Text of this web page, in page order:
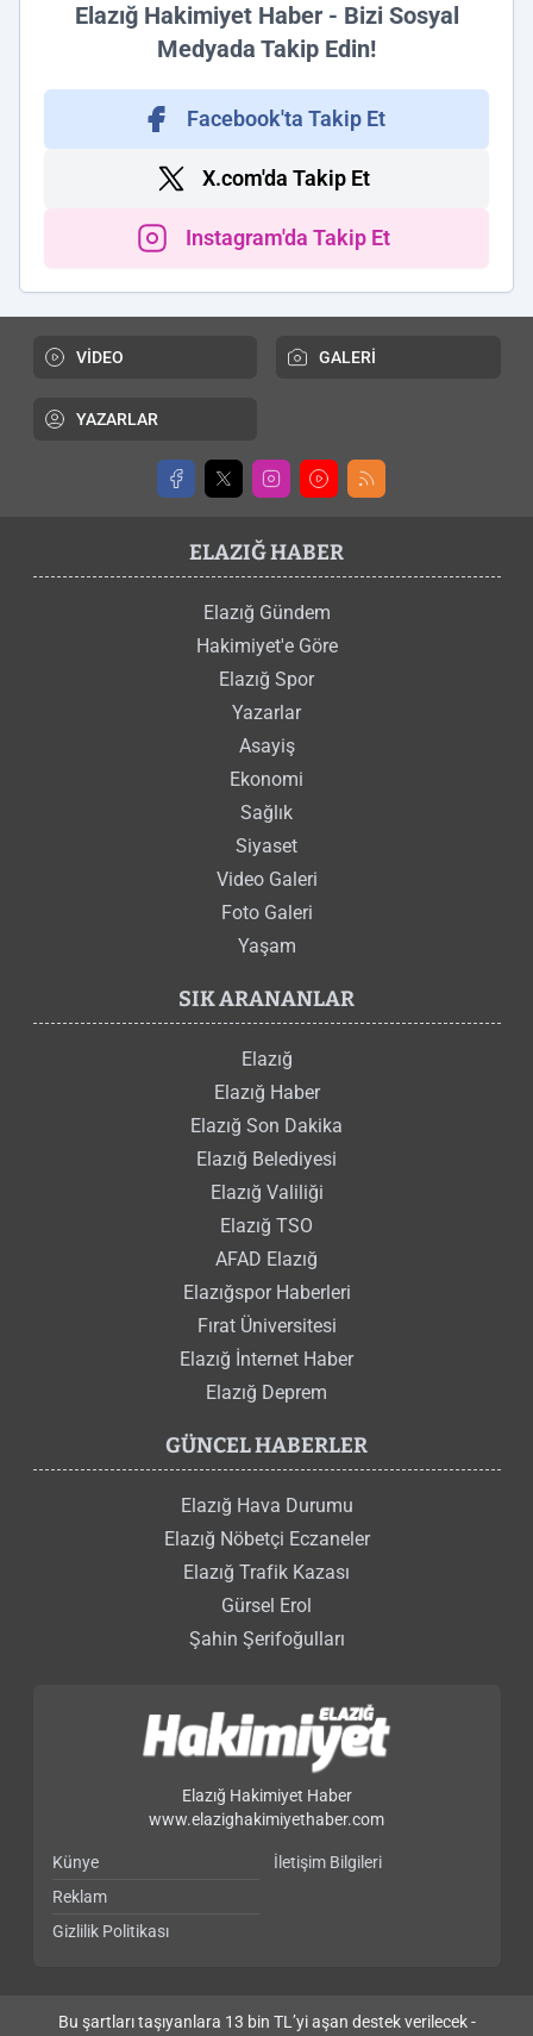
Elazığ Hakimiyet Haber - Bizi Sosyal
Medyada Takip Edin!
Facebook'ta Takip Et
X.com'da Takip Et
Instagram'da Takip Et
VİDEO GALERİ
YAZARLAR
ELAZIĞ HABER
Elazığ Gündem
Hakimiyet'e Göre
Elazığ Spor
Yazarlar
Asayiş
Ekonomi
Sağlık
Siyaset
Video Galeri
Foto Galeri
Yaşam
SIK ARANANLAR
Elazığ
Elazığ Haber
Elazığ Son Dakika
Elazığ Belediyesi
Elazığ Valiliği
Elazığ TSO
AFAD Elazığ
Elazığspor Haberleri
Fırat Üniversitesi
Elazığ İnternet Haber
Elazığ Deprem
GÜNCEL HABERLER
Elazığ Hava Durumu
Elazığ Nöbetçi Eczaneler
Elazığ Trafik Kazası
Gürsel Erol
Şahin Şerifoğulları
Elazığ Hakimiyet Haber
www.elazighakimiyethaber.com
Künye
Reklam
Gizlilik Politikası
İletişim Bilgileri
Bu şartları taşıyanlara 13 bin TL’yi aşan destek verilecek -